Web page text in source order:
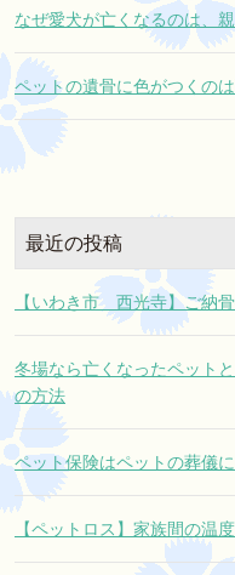
なぜ愛犬が亡くなるのは、
ペットの遺骨に色がつくの
最近の投稿
【いわき市 西光寺】ご納
冬場なら亡くなったペット
の方法
ペット保険はペットの葬儀
【ペットロス】家族間の温